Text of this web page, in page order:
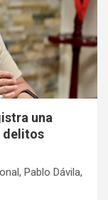
una
delitos
Pablo Dávila,